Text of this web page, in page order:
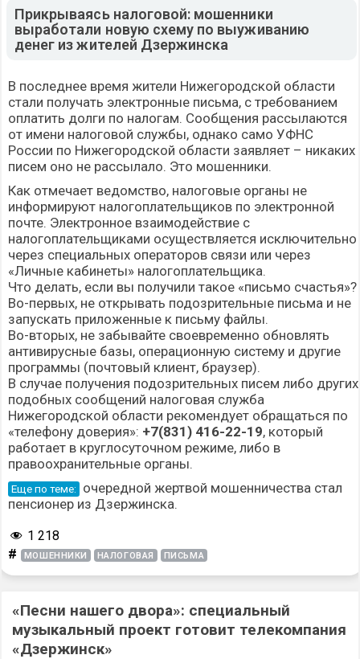
Прикрываясь налоговой: мошенники
выработали новую схему по выуживанию
денег из жителей Дзержинска
В последнее время жители Нижегородской области
стали получать электронные письма, с требованием
оплатить долги по налогам. Сообщения рассылаются
от имени налоговой службы, однако само УФНС
России по Нижегородской области заявляет – никаких
писем оно не рассылало. Это мошенники.
Как отмечает ведомство, налоговые органы не
информируют налогоплательщиков по электронной
почте. Электронное взаимодействие с
налогоплательщиками осуществляется исключительно
через специальных операторов связи или через
«Личные кабинеты» налогоплательщика.
Что делать, если вы получили такое «письмо счастья»?
Во-первых, не открывать подозрительные письма и не
запускать приложенные к письму файлы.
Во-вторых, не забывайте своевременно обновлять
антивирусные базы, операционную систему и другие
программы (почтовый клиент, браузер).
В случае получения подозрительных писем либо других
подобных сообщений налоговая служба
Нижегородской области рекомендует обращаться по
«телефону доверия»: +7(831) 416-22-19, который
работает в круглосуточном режиме, либо в
правоохранительные органы.
Еще по теме: очереднойжертвой мошенничества стал
пенсионер из Дзержинска.
1 218
# МОШЕННИКИ НАЛОГОВАЯ ПИСЬМА
«Песни нашего двора»: специальный
музыкальный проект готовит телекомпания
«Дзержинск»